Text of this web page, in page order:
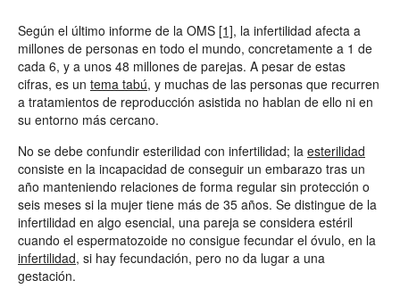
Según el último informe de la OMS [1], la infertilidad afecta a
millones de personas en todo el mundo, concretamente a 1 de
cada 6, y a unos 48 millones de parejas. A pesar de estas
cifras, es un tema tabú, y muchas de las personas que recurren
a tratamientos de reproducción asistida no hablan de ello ni en
su entorno más cercano.
No se debe confundir esterilidad con infertilidad; la esterilidad
consiste en la incapacidad de conseguir un embarazo tras un
año manteniendo relaciones de forma regular sin protección o
seis meses si la mujer tiene más de 35 años. Se distingue de la
infertilidad en algo esencial, una pareja se considera estéril
cuando el espermatozoide no consigue fecundar el óvulo, en la
infertilidad, si hay fecundación, pero no da lugar a una
gestación.